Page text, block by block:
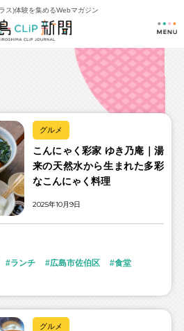
ス)体験を集めるWebマガジン
グルメ
こんにゃく彩家 ゆき乃庵｜湯
来の天然水から生まれた多彩
なこんにゃく料理
2025年10月9日
ランチ 広島市佐伯区 食堂
グルメ